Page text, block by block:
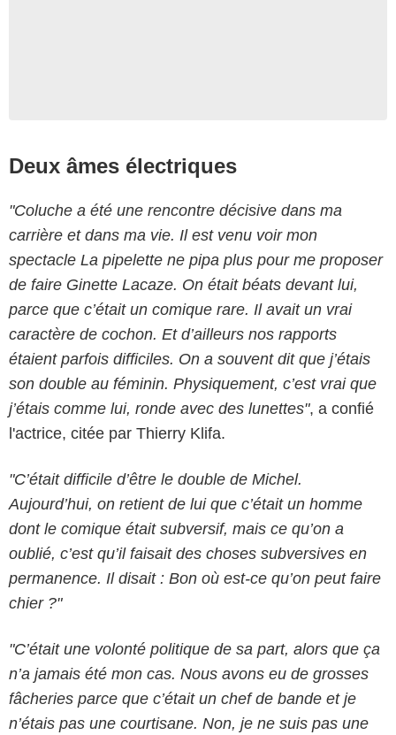
Deux âmes électriques
"Coluche a été une rencontre décisive dans ma
carrière et dans ma vie. Il est venu voir mon
spectacle La pipelette ne pipa plus pour me proposer
de faire Ginette Lacaze. On était béats devant lui,
parce que c’était un comique rare. Il avait un vrai
caractère de cochon. Et d’ailleurs nos rapports
étaient parfois difficiles. On a souvent dit que j’étais
son double au féminin. Physiquement, c’est vrai que
j’étais comme lui, ronde avec des lunettes", a confié
l'actrice, citée par Thierry Klifa.
"C’était difficile d’être le double de Michel.
Aujourd’hui, on retient de lui que c’était un homme
dont le comique était subversif, mais ce qu’on a
oublié, c’est qu’il faisait des choses subversives en
permanence. Il disait : Bon où est-ce qu’on peut faire
chier ?"
"C’était une volonté politique de sa part, alors que ça
n’a jamais été mon cas. Nous avons eu de grosses
fâcheries parce que c’était un chef de bande et je
n’étais pas une courtisane. Non, je ne suis pas une